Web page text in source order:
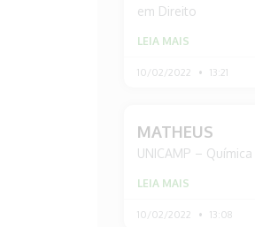
em Direito
LEIA MAIS
10/02/2022 13:21
MATHEUS
UNICAMP – Química
LEIA MAIS
10/02/2022 13:08